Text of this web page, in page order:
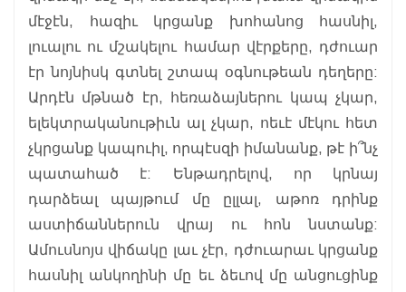
մէջէն, հազիւ կրցանք խոհանոց հասնիլ,
լուալու ու մշակելու համար վէրքերը, դժուար
էր նոյնիսկ գտնել շտապ օգնութեան դեղերը:
Արդէն մթնած էր, հեռաձայներու կապ չկար,
ելեկտրականութիւն ալ չկար, ոեւէ մէկու հետ
չկրցանք կապուիլ, որպէսզի իմանանք, թէ ի՞նչ
պատահած է: Ենթադրելով, որ կրնայ
դարձեալ պայթում մը ըլլալ, աթոռ դրինք
աստիճաններուն վրայ ու հոն նստանք:
Ամուսնոյս վիճակը լաւ չէր, դժուարաւ կրցանք
հասնիլ անկողինի մը եւ ձեւով մը անցուցինք